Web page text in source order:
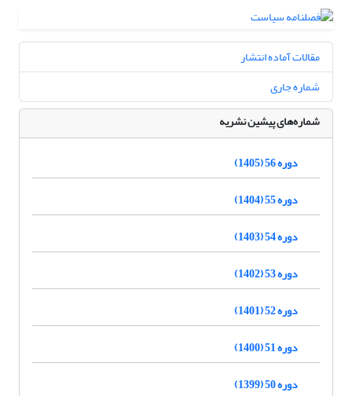
مقالات آماده انتشار
شماره جاری
شماره‌های پیشین نشریه
دوره 56 (1405)
دوره 55 (1404)
دوره 54 (1403)
دوره 53 (1402)
دوره 52 (1401)
دوره 51 (1400)
دوره 50 (1399)